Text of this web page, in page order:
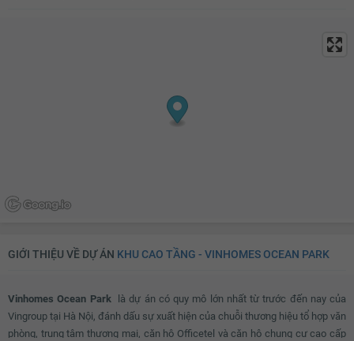
GIỚI THIỆU VỀ DỰ ÁN KHU CAO TẦNG - VINHOMES OCEAN PARK
Vinhomes Ocean Parklà dự án có quy mô lớn nhất từ trước đến nay của
Vingroup tại Hà Nội, đánh dấu sự xuất hiện của chuỗi thương hiệu tổ hợp văn
phòng, trung tâm thương mại, căn hộ Officetel và căn hộ chung cư cao cấp